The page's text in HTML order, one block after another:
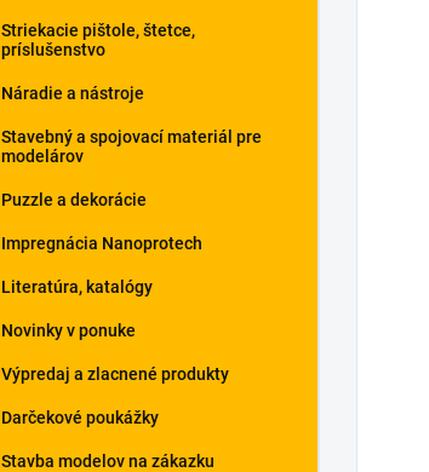
Striekacie pištole, štetce,
príslušenstvo
Náradie a nástroje
Stavebný a spojovací materiál pre
modelárov
Puzzle a dekorácie
Impregnácia Nanoprotech
Literatúra, katalógy
Novinky v ponuke
Výpredaj a zlacnené produkty
Darčekové poukážky
Stavba modelov na zákazku